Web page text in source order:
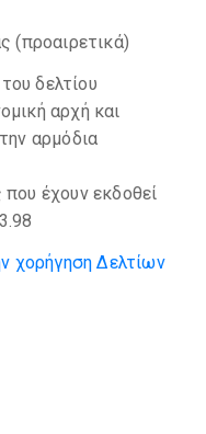
(προαιρετικά)
δελτίου
αρχή και
αρμόδια
που έχουν εκδοθεί
χορήγηση Δελτίων